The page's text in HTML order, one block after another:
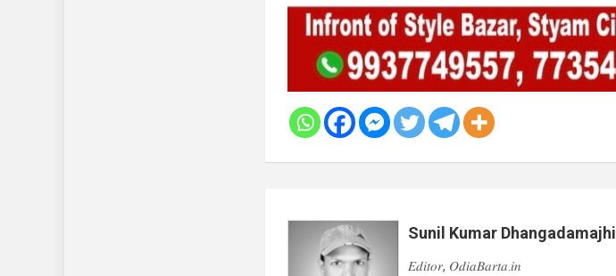
Sunil Kumar Dhangadamajhi
𝐸𝑑𝑖𝑡𝑜𝑟, 𝑂𝑑𝑖𝑎𝐵𝑎𝑟𝑡𝑎.𝑖𝑛